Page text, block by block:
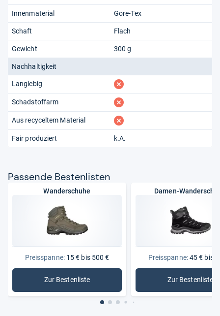
Innenmaterial Gore-Tex
Schaft Flach
Gewicht 300 g
Nachhaltigkeit
Langlebig fehlt
Schadstoffarm fehlt
Aus recyceltem Material fehlt
Fair produziert k.A.
Pas­sende Bes­ten­lis­ten
Wanderschuhe
Preisspanne:15 € bis 500 €
Zur Bestenliste: Wanderschuhe
Damen-
Preisspanne:45 € bis
Zur Bestenliste
: Damen-